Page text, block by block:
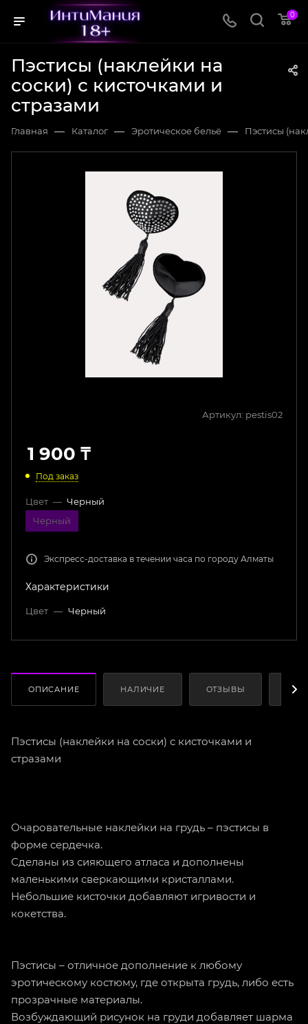
0
Пэстисы (наклейки на
соски) с кисточками и
стразами
Главная — Каталог — Эротическое бельё — Пэстисы
Артикул: pestis02
1 900 ₸
Под заказ
Цвет — Черный
Черный
Экспресс-доставка в течении часа по городу Алматы
Характеристики
Цвет — Черный
ОПИСАНИЕ НАЛИЧИЕ ОТЗЫВЫ
Пэстисы (наклейки на соски) с кисточками и
стразами
Очаровательные наклейки на грудь – пэстисы в
форме сердечка.
Сделаны из сияющего атласа и дополнены
маленькими сверкающими кристаллами.
Небольшие кисточки добавляют игривости и
кокетства.
Пэстисы – отличное дополнение к любому
эротическому костюму, где открыта грудь, либо есть
прозрачные материалы.
Возбуждающий рисунок на груди добавляет шарма